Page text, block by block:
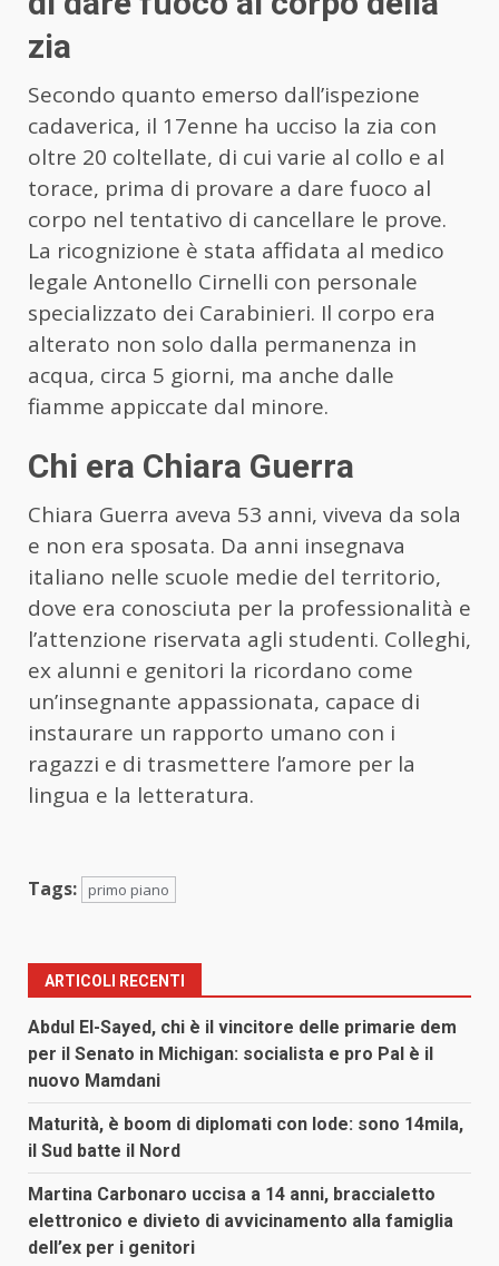
zia
Secondo quanto emerso dall’ispezione
cadaverica, il 17enne ha ucciso la zia con
oltre 20 coltellate, di cui varie al collo e al
torace, prima di provare a dare fuoco al
corpo nel tentativo di cancellare le prove.
La ricognizione è stata affidata al medico
legale Antonello Cirnelli con personale
specializzato dei Carabinieri. Il corpo era
alterato non solo dalla permanenza in
acqua, circa 5 giorni, ma anche dalle
fiamme appiccate dal minore.
Chi era Chiara Guerra
Chiara Guerra aveva 53 anni, viveva da sola
e non era sposata. Da anni insegnava
italiano nelle scuole medie del territorio,
dove era conosciuta per la professionalità e
l’attenzione riservata agli studenti. Colleghi,
ex alunni e genitori la ricordano come
un’insegnante appassionata, capace di
instaurare un rapporto umano con i
ragazzi e di trasmettere l’amore per la
lingua e la letteratura.
Tags: primo piano
ARTICOLI RECENTI
Abdul El-Sayed, chi è il vincitore delle primarie dem
per il Senato in Michigan: socialista e pro Pal è il
nuovo Mamdani
Maturità, è boom di diplomati con lode: sono 14mila,
il Sud batte il Nord
Martina Carbonaro uccisa a 14 anni, braccialetto
elettronico e divieto di avvicinamento alla famiglia
dell’ex per i genitori